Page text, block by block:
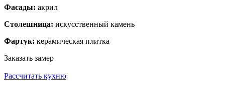
Фасады: акрил
Столешница: искусственный камень
Фартук: керамическая плитка
Заказать замер
Рассчитать кухню